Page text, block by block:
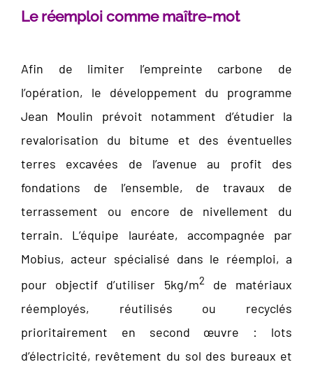
Le réemploi comme maître-mot
Afin de limiter l’empreinte carbone de
l’opération, le développement du programme
Jean Moulin prévoit notamment d’étudier la
revalorisation du bitume et des éventuelles
terres excavées de l’avenue au profit des
fondations de l’ensemble, de travaux de
terrassement ou encore de nivellement du
terrain. L’équipe lauréate, accompagnée par
Mobius, acteur spécialisé dans le réemploi, a
pour objectif d’utiliser 5kg/m2de matériaux
réemployés, réutilisés ou recyclés
prioritairement en second œuvre : lots
d’électricité, revêtement du sol des bureaux et